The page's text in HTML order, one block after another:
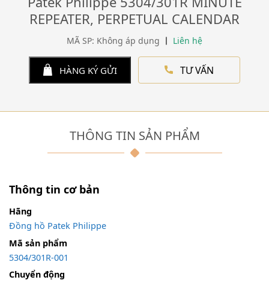
REPEATER, PERPETUAL CALENDAR
MÃ SP: Không áp dụng Liên hệ
HÀNG KÝ GỬI TƯ VẤN
THÔNG TIN SẢN PHẨM
Thông tin cơ bản
Hãng
Đồng hồ Patek Philippe
Mã sản phẩm
5304/301R-001
Chuyển động